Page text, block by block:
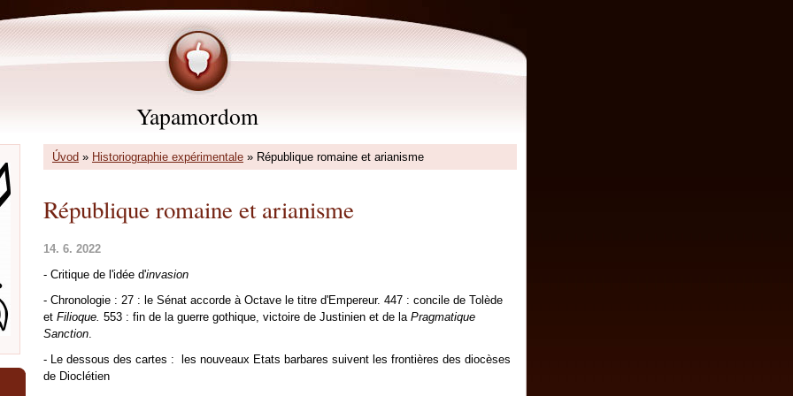
Yapamordom
Úvod » Historiographie expérimentale » République romaine et arianisme
République romaine et arianisme
14. 6. 2022
- Critique de l'idée d'invasion
- Chronologie : 27 : le Sénat accorde à Octave le titre d'Empereur. 447 : concile de Tolède
et Filioque. 553 : fin de la guerre gothique, victoire de Justinien et de la Pragmatique
Sanction.
- Le dessous des cartes : les nouveaux Etats barbares suivent les frontières des diocèses
de Dioclétien